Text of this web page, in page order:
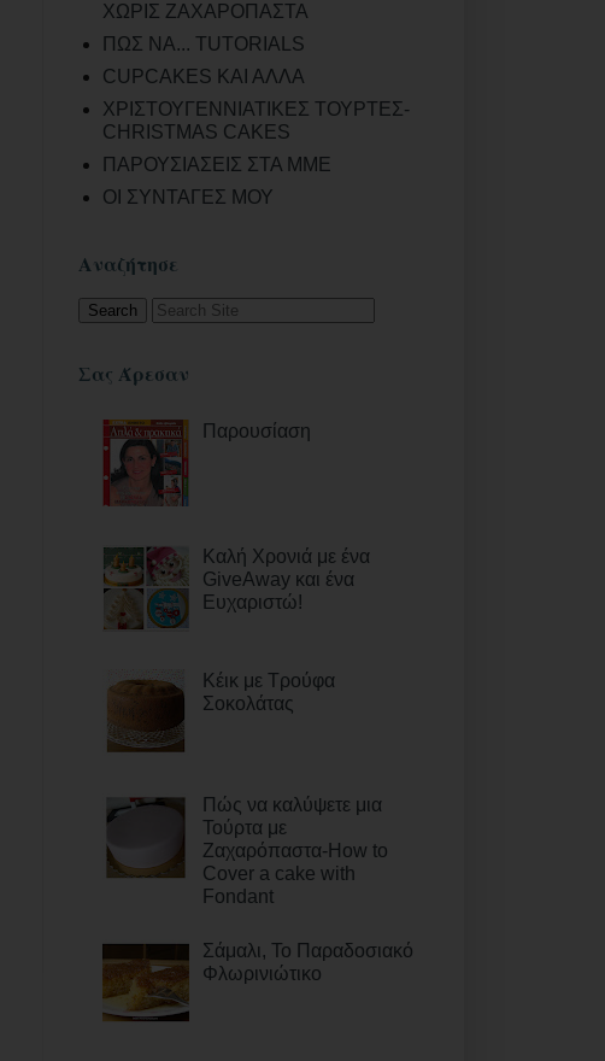
ΧΩΡΙΣ ΖΑΧΑΡΟΠΑΣΤΑ
ΠΩΣ ΝΑ... TUTORIALS
CUPCAKES ΚΑΙ ΑΛΛΑ
ΧΡΙΣΤΟΥΓΕΝΝΙΑΤΙΚΕΣ ΤΟΥΡΤΕΣ-
CHRISTMAS CAKES
ΠΑΡΟΥΣΙΑΣΕΙΣ ΣΤΑ ΜΜΕ
ΟΙ ΣΥΝΤΑΓΕΣ ΜΟΥ
Αναζήτησε
Σας Άρεσαν
Παρουσίαση
Καλή Χρονιά με ένα
GiveAway και ένα
Ευχαριστώ!
Κέικ με Τρούφα
Σοκολάτας
Πώς να καλύψετε μια
Τούρτα με
Ζαχαρόπαστα-How to
Cover a cake with
Fondant
Σάμαλι, Το Παραδοσιακό
Φλωρινιώτικο